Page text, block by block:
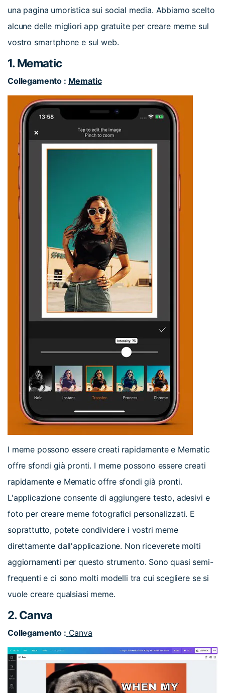
una pagina umoristica sui social media. Abbiamo scelto
alcune delle migliori app gratuite per creare meme sul
vostro smartphone e sul web.
1. Mematic
Collegamento : Mematic
I meme possono essere creati rapidamente e Mematic
offre sfondi già pronti. I meme possono essere creati
rapidamente e Mematic offre sfondi già pronti.
L'applicazione consente di aggiungere testo, adesivi e
foto per creare meme fotografici personalizzati. E
soprattutto, potete condividere i vostri meme
direttamente dall'applicazione. Non riceverete molti
aggiornamenti per questo strumento. Sono quasi semi-
frequenti e ci sono molti modelli tra cui scegliere se si
vuole creare qualsiasi meme.
2. Canva
Collegamento : Canva